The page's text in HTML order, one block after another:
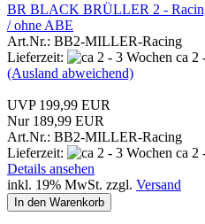
BR BLACK BRÜLLER 2 -
/ ohne ABE
Art.Nr.: BB2-MILLER-Racing
Lieferzeit:
ca 2
(Ausland abweichend)
UVP 199,99 EUR
Nur 189,99 EUR
Art.Nr.: BB2-MILLER-Racing
Lieferzeit:
ca 2
Details ansehen
inkl. 19% MwSt. zzgl. Versand
In den Warenkorb